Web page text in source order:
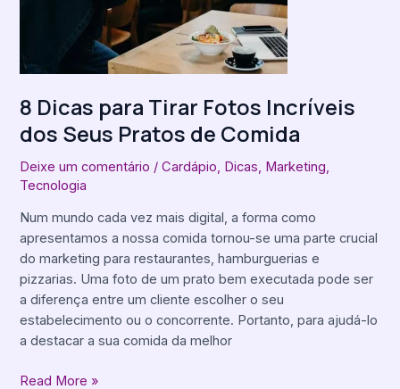
8 Dicas para Tirar Fotos Incríveis
dos Seus Pratos de Comida
Deixe um comentário /Cardápio, Dicas, Marketing,
Tecnologia
Num mundo cada vez mais digital, a forma como
apresentamos a nossa comida tornou-se uma parte crucial
do marketing para restaurantes, hamburguerias e
pizzarias. Uma foto de um prato bem executada pode ser
a diferença entre um cliente escolher o seu
estabelecimento ou o concorrente. Portanto, para ajudá-lo
a destacar a sua comida da melhor
Pratos
Comida
Read More »